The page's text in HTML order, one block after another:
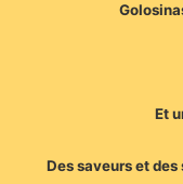
Et
Des saveurs et